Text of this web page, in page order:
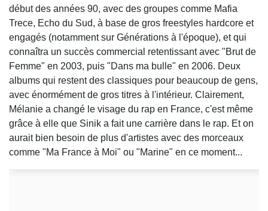
début des années 90, avec des groupes comme Mafia
Trece, Echo du Sud, à base de gros freestyles hardcore et
engagés (notamment sur Générations à l'époque), et qui
connaîtra un succès commercial retentissant avec "Brut de
Femme" en 2003, puis "Dans ma bulle" en 2006. Deux
albums qui restent des classiques pour beaucoup de gens,
avec énormément de gros titres à l'intérieur. Clairement,
Mélanie a changé le visage du rap en France, c'est même
grâce à elle que Sinik a fait une carrière dans le rap. Et on
aurait bien besoin de plus d'artistes avec des morceaux
comme "Ma France à Moi" ou "Marine" en ce moment...